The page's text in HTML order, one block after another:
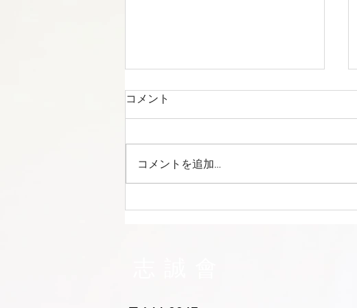
コメント
コメントを追加…